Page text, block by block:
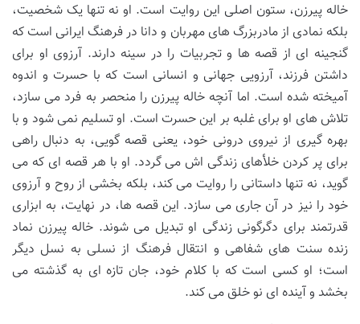
خاله پیرزن، ستون اصلی این روایت است. او نه تنها یک شخصیت،
بلکه نمادی از مادربزرگ های مهربان و دانا در فرهنگ ایرانی است که
گنجینه ای از قصه ها و تجربیات را در سینه دارند. آرزوی او برای
داشتن فرزند، آرزویی جهانی و انسانی است که با حسرت و اندوه
آمیخته شده است. اما آنچه خاله پیرزن را منحصر به فرد می سازد،
تلاش های او برای غلبه بر این حسرت است. او تسلیم نمی شود و با
بهره گیری از نیروی درونی خود، یعنی قصه گویی، به دنبال راهی
برای پر کردن خلأهای زندگی اش می گردد. او با هر قصه ای که می
گوید، نه تنها داستانی را روایت می کند، بلکه بخشی از روح و آرزوی
خود را نیز در آن جاری می سازد. این قصه ها، در نهایت، به ابزاری
قدرتمند برای دگرگونی زندگی او تبدیل می شوند. خاله پیرزن نماد
زنده سنت های شفاهی و انتقال فرهنگ از نسلی به نسل دیگر
است؛ او کسی است که با کلام خود، جان تازه ای به گذشته می
بخشد و آینده ای نو خلق می کند.